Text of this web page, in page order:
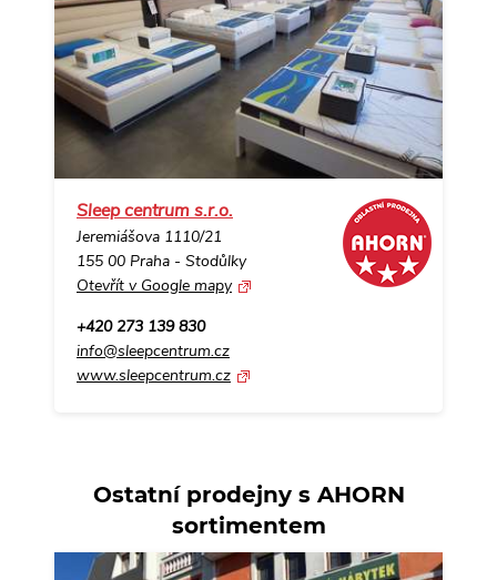
Sleep centrum s.r.o.
Jeremiášova 1110/21
155 00 Praha - Stodůlky
Otevřít v Google mapy
+420 273 139 830
info@sleepcentrum.cz
www.sleepcentrum.cz
Ostatní prodejny s AHORN
sortimentem